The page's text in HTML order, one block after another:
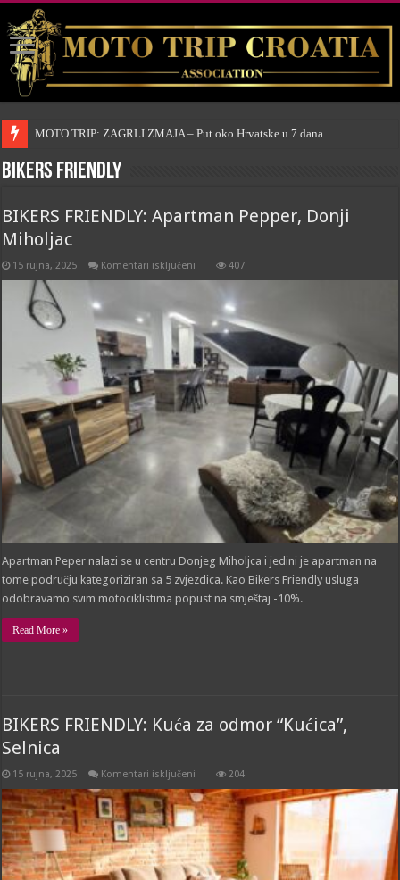
MOTO TRIP: ZAGRLI ZMAJA – Put oko Hrvatske u 7 dana
Bikers friendly
BIKERS FRIENDLY: Apartman Pepper, Donji
Miholjac
15 rujna, 2025 Komentari isključeni
Apartman
Pepper,
Donji
Miholjac
407
Apartman Peper nalazi se u centru Donjeg Miholjca i jedini je apartman na
tome području kategoriziran sa 5 zvjezdica. Kao Bikers Friendly usluga
odobravamo svim motociklistima popust na smještaj -10%.
Read More »
BIKERS FRIENDLY: Kuća za odmor “Kućica”,
Selnica
15 rujna, 2025 Komentari isključeni
FRIENDLY:
Kuća
za
odmor
“Kućica”,
Selnica
204